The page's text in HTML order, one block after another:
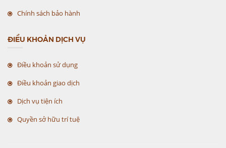
Chính sách bảo hành
ĐIỀU KHOẢN DỊCH VỤ
Điều khoản sử dụng
Điều khoản giao dịch
Dịch vụ tiện ích
Quyền sở hữu trí tuệ